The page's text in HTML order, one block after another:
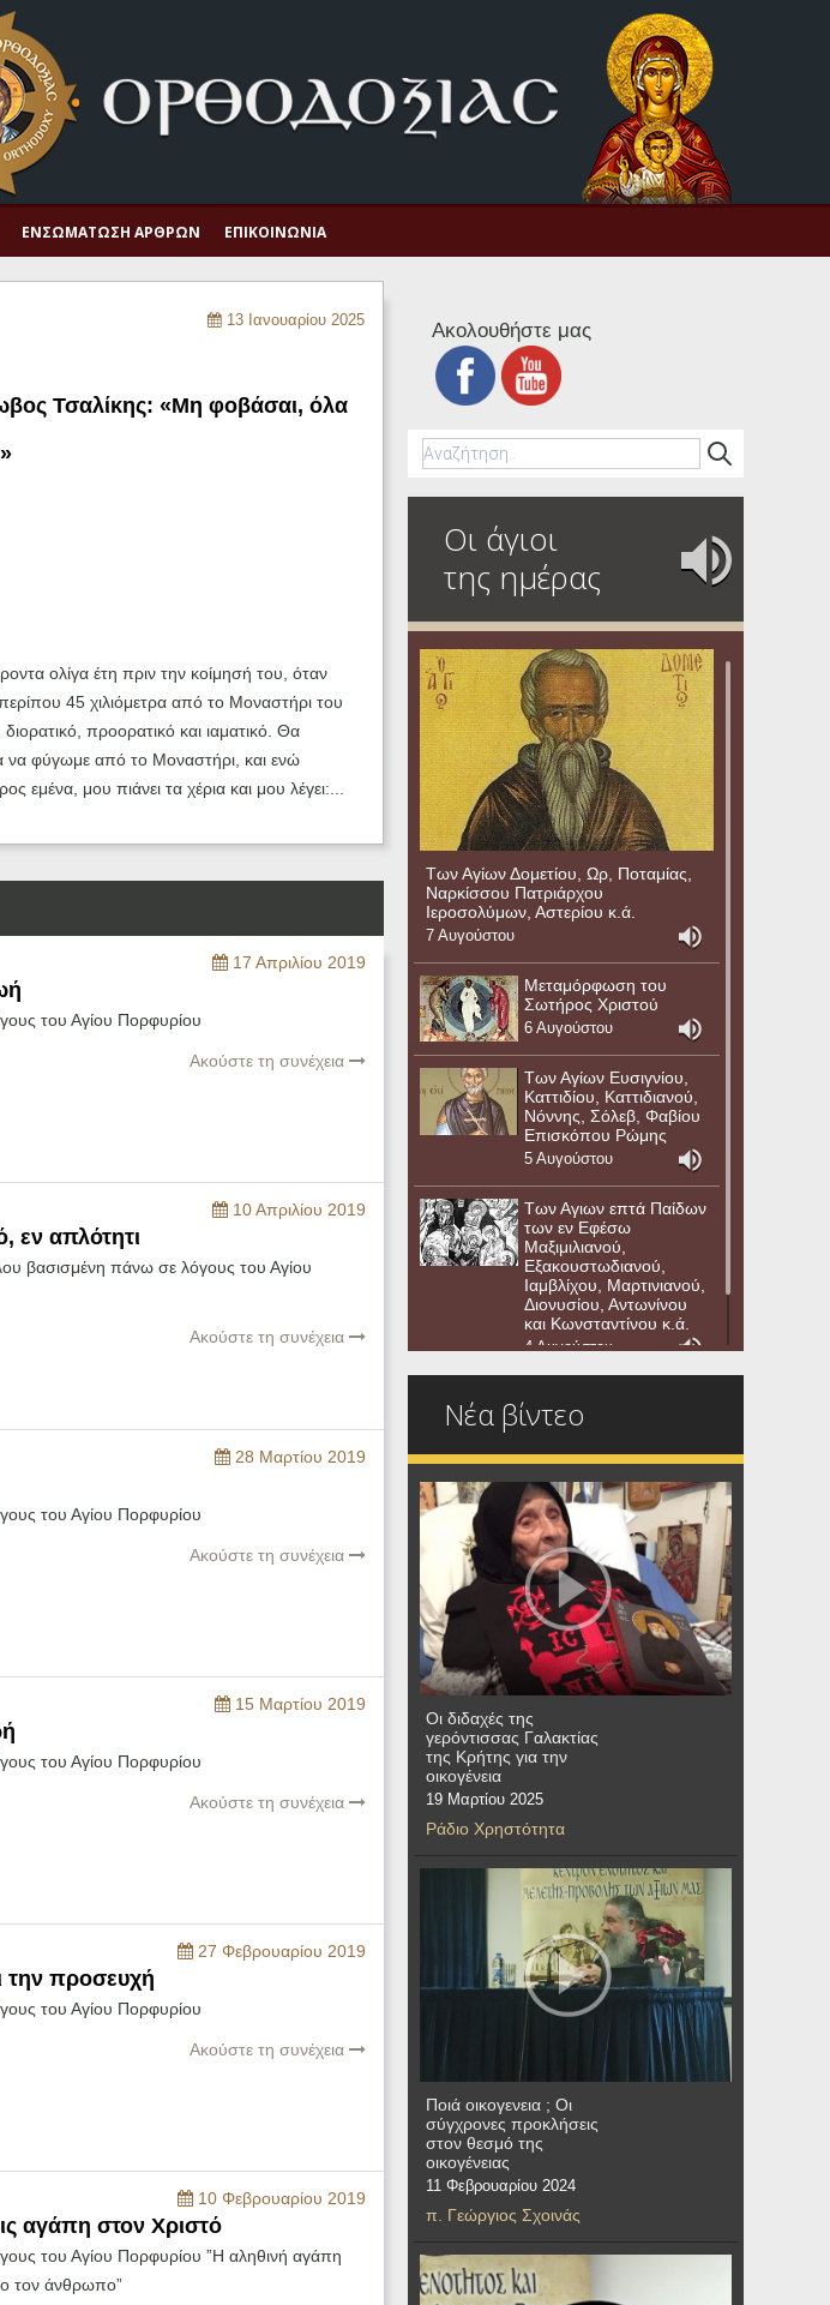
ΕΝΣΩΜΆΤΩΣΗ ΆΡΘΡΩΝ ΕΠΙΚΟΙΝΩΝΊΑ
13 Ιανουαρίου 2025
Τσαλίκης: «Μη φοβάσαι, όλα
ολίγα έτη πριν την κοίμησή του, όταν
45 χιλιόμετρα από το Μοναστήρι του
προορατικό και ιαματικό. Θα
να φύγωμε από το Μοναστήρι, και ενώ
εμένα, μου πιάνει τα χέρια και μου λέγει:...
17 Απριλίου 2019
του Αγίου Πορφυρίου
Ακούστε τη συνέχεια
10 Απριλίου 2019
εν απλότητι
βασισμένη πάνω σε λόγους του Αγίου
Ακούστε τη συνέχεια
28 Μαρτίου 2019
του Αγίου Πορφυρίου
Ακούστε τη συνέχεια
15 Μαρτίου 2019
του Αγίου Πορφυρίου
Ακούστε τη συνέχεια
27 Φεβρουαρίου 2019
την προσευχή
του Αγίου Πορφυρίου
Ακούστε τη συνέχεια
10 Φεβρουαρίου 2019
αγάπη στον Χριστό
του Αγίου Πορφυρίου ”H αληθινή αγάπη
τον άνθρωπο”
Ακολουθήστε μας
Οι άγιοι
της ημέρας
Των Αγίων Δομετίου, Ωρ, Ποταμίας,
Ναρκίσσου Πατριάρχου
Ιεροσολύμων, Αστερίου κ.ά.
7 Αυγούστου
Μεταμόρφωση του
Σωτήρος Χριστού
6 Αυγούστου
Των Αγίων Ευσιγνίου,
Καττιδίου, Καττιδιανού,
Νόννης, Σόλεβ, Φαβίου
Επισκόπου Ρώμης
5 Αυγούστου
Των Αγιων επτά Παίδων
των εν Εφέσω
Μαξιμιλιανού,
Εξακουστωδιανού,
Ιαμβλίχου, Μαρτινιανού,
Διονυσίου, Αντωνίνου
και Κωνσταντίνου κ.ά.
4 Αυγούστου
Νέα βίντεο
Οι διδαχές της
γερόντισσας Γαλακτίας
της Κρήτης για την
οικογένεια
19 Μαρτίου 2025
Ράδιο Χρηστότητα
Ποιά οικογενεια ; Οι
σύγχρονες προκλήσεις
στον θεσμό της
οικογένειας
11 Φεβρουαρίου 2024
π. Γεώργιος Σχοινάς